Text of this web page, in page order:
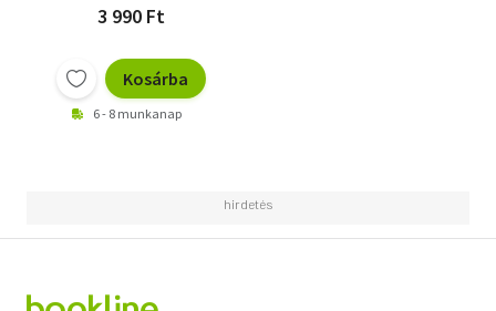
3 990 Ft
Kosárba
6 - 8 munkanap